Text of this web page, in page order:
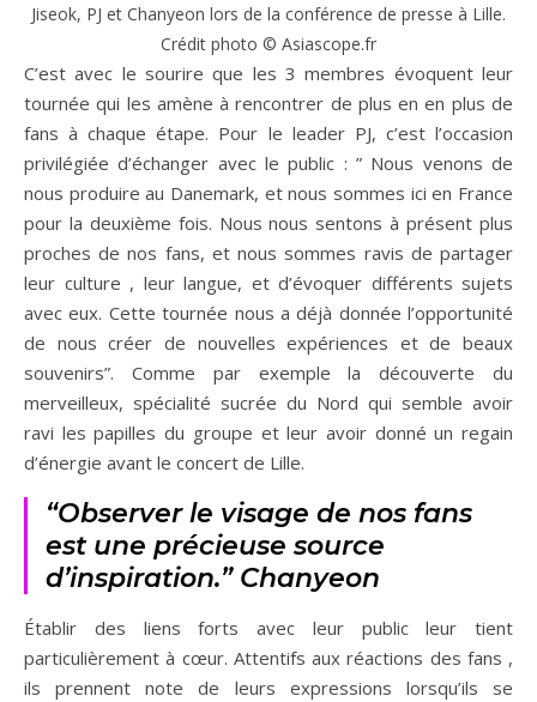
Jiseok, PJ et Chanyeon lors de la conférence de presse à Lille.
Crédit photo © Asiascope.fr
C’est avec le sourire que les 3 membres évoquent leur
tournée qui les amène à rencontrer de plus en en plus de
fans à chaque étape. Pour le leader PJ, c’est l’occasion
privilégiée d’échanger avec le public : ” Nous venons de
nous produire au Danemark, et nous sommes ici en France
pour la deuxième fois. Nous nous sentons à présent plus
proches de nos fans, et nous sommes ravis de partager
leur culture , leur langue, et d’évoquer différents sujets
avec eux. Cette tournée nous a déjà donnée l’opportunité
de nous créer de nouvelles expériences et de beaux
souvenirs”. Comme par exemple la découverte du
merveilleux, spécialité sucrée du Nord qui semble avoir
ravi les papilles du groupe et leur avoir donné un regain
d’énergie avant le concert de Lille.
“Observer le visage de nos fans
est une précieuse source
d’inspiration.” Chanyeon
Établir des liens forts avec leur public leur tient
particulièrement à cœur. Attentifs aux réactions des fans ,
ils prennent note de leurs expressions lorsqu’ils se